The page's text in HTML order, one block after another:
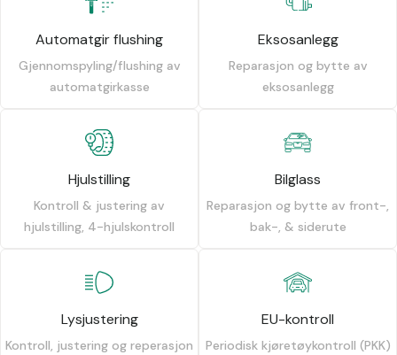
Automatgir flushing
Gjennomspyling/flushing av
automatgirkasse
Eksosanlegg
Reparasjon og bytte av
eksosanlegg
Hjulstilling
Kontroll & justering av
hjulstilling, 4-hjulskontroll
Bilglass
Reparasjon og bytte av front-,
bak-, & siderute
Lysjustering
Kontroll, justering og reperasjon
EU-kontroll
Periodisk kjøretøykontroll (PKK)